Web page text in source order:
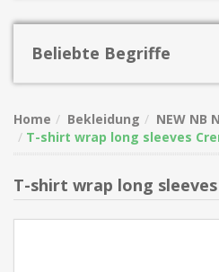
Beliebte Begriffe
Home Bekleidung
NEW NB
T-shirt wrap long sleeves
T-shirt wrap long